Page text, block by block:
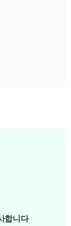
합니다